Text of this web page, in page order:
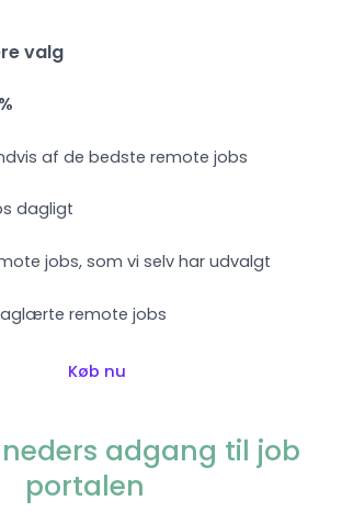
valg
af de bedste remote jobs
dagligt
jobs, som vi selv har udvalgt
remote jobs
Køb nu
adgang til job
portalen